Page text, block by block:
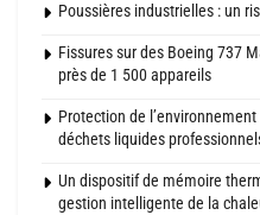
Poussières industrielles : un
Fissures sur des Boeing 737
près de 1 500 appareils
Protection de
déchets liquides
Un dispositif de mémoire
gestion intelligente de la